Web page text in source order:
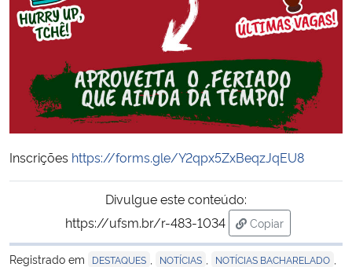
Controladoria-Geral da União
Ministério da Mulher, da Família e dos Direitos Humanos
Secretaria-Geral
Secretaria de Governo
Gabinete de Segurança Institucional
Advocacia-Geral da União
Inscrições https://forms.gle/Y2qpx5ZxBeqzJqEU8
Divulgue este conteúdo:
https://ufsm.br/r-483-1034
Copiar
para área de
Registrado em
DESTAQUES NOTÍCIAS NOTÍCIAS BACHARELADO